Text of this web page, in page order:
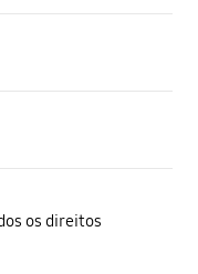
os direitos